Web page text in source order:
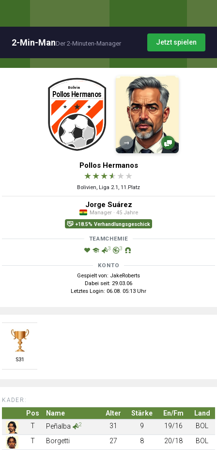
2-Min-ManDer 2-Minuten-Manager Jetzt spielen
→
Pollos Hermanos
★★★★ ★ ★
Bolivien, Liga 2.1, 11.Platz
Jorge Suárez
Manager · 45 Jahre
+18.5% Verhandlungsgeschick
TEAMCHEMIE
3 3
KONTO
Gespielt von: JakeRoberts
Dabei seit: 29.03.06
Letztes Login: 06.08. 05:13 Uhr
S31
KADER:
Pos Name Alter Stärke En/Fm
Land
T
Peñalba 2 31 9 19/16
BOL
T
Borgetti 27 8 20/18
BOL